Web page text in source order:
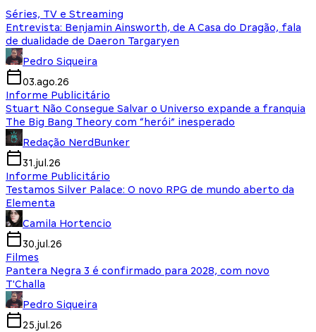
Séries, TV e Streaming
Entrevista: Benjamin Ainsworth, de A Casa do Dragão, fala
de dualidade de Daeron Targaryen
Pedro Siqueira
03.ago.26
Informe Publicitário
Stuart Não Consegue Salvar o Universo expande a franquia
The Big Bang Theory com “herói” inesperado
Redação NerdBunker
31.jul.26
Informe Publicitário
Testamos Silver Palace: O novo RPG de mundo aberto da
Elementa
Camila Hortencio
30.jul.26
Filmes
Pantera Negra 3 é confirmado para 2028, com novo
T'Challa
Pedro Siqueira
25.jul.26